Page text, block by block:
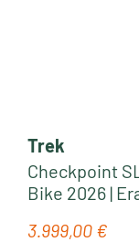
Trek
Checkpoint
Bike 2026 |
Regulärer Preis:
3.999,00 €